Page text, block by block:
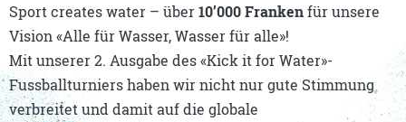
Sport creates water – über10’000 Frankenfür unsere
Vision «Alle für Wasser, Wasser für alle»!
Mit unserer 2. Ausgabe des «Kick it for Water»-
Fussballturniers haben wir nicht nur gute Stimmung
verbreitet und damit auf die globale